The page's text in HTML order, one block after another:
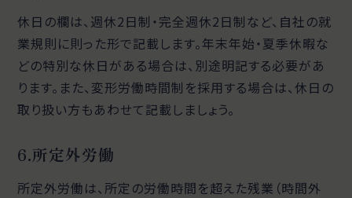
休日の欄は、週休2日制・完全週休2日制など、自社の就
業規則に則った形で記載します。年末年始・夏季休暇な
どの特別な休日がある場合は、別途明記する必要があ
ります。また、変形労働時間制を採用する場合は、休日の
取り扱い方もあわせて記載しましょう。
6.所定外労働
所定外労働は、所定の労働時間を超えた残業（時間外